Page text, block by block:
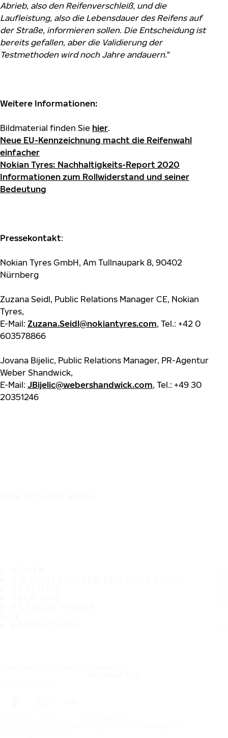
Abrieb, also den Reifenverschleiß, und die
Laufleistung, also die Lebensdauer des Reifens auf
der Straße, informieren sollen. Die Entscheidung ist
bereits gefallen, aber die Validierung der
Testmethoden wird noch Jahre andauern.“
Weitere Informationen:
Bildmaterial finden Sie hier.
Neue EU-Kennzeichnung macht die Reifenwahl
einfacher
Nokian Tyres: Nachhaltigkeits-Report 2020
Informationen zum Rollwiderstand und seiner
Bedeutung
Pressekontakt:
Nokian Tyres GmbH, Am Tullnaupark 8, 90402
Nürnberg
Zuzana Seidl, Public Relations Manager CE, Nokian
Tyres,
E-Mail: Zuzana.Seidl@nokiantyres.com, Tel.: +42 0
603578866
Jovana Bijelic, Public Relations Manager, PR-Agentur
Weber Shandwick,
E-Mail: JBijelic@webershandwick.com, Tel.: +49 30
20351246